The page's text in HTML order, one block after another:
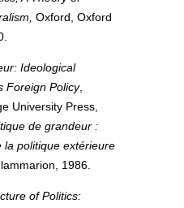
Oxford, Oxford
Ideological
Foreign Policy,
University Press,
de grandeur :
la politique extérieure
1986.
of Politics: